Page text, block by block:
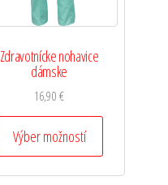
Zdravotnícke nohavice
dámske
16,90€
Výber možností